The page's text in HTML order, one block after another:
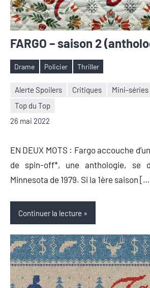
FARGO – saison 2
Étiquettes
Drame Policier Thriller
Alerte Spoilers Critiques Mini-séries
Top du Top
26 mai 2022
Nicolas
Auger
Aucun
commentaire
EN DEUX MOTS : Fargo accouche
de spin-off*, une anthologie, se
Minnesota de 1979. Si la 1ère saison
Continuer la lecture